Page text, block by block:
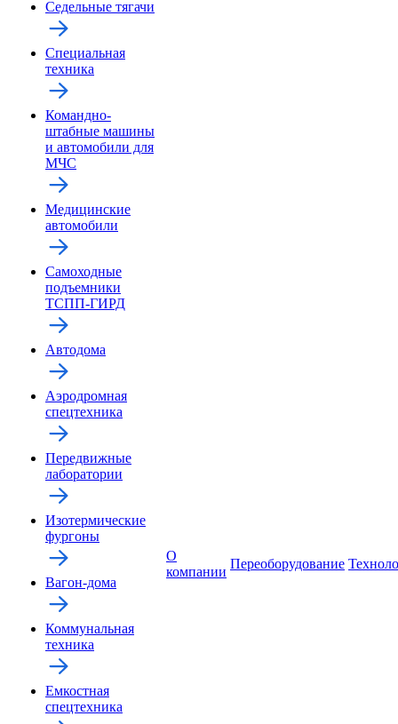
Седельные тягачи
Специальная
техника
Командно-
штабные машины
и автомобили для
МЧС
Медицинские
автомобили
Самоходные
подъемники
ТСПП-ГИРД
Автодома
Аэродромная
спецтехника
Передвижные
лаборатории
Изотермические
фургоны
Вагон-дома
Коммунальная
техника
Емкостная
спецтехника
О
компании
Переоборудование